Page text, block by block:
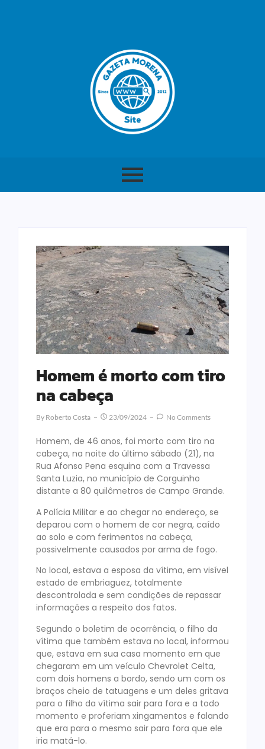
Homem é morto com tiro
na cabeça
By Roberto Costa 23/09/2024 No Comments
Homem, de 46 anos, foi morto com tiro na
cabeça, na noite do último sábado (21), na
Rua Afonso Pena esquina com a Travessa
Santa Luzia, no município de Corguinho
distante a 80 quilômetros de Campo Grande.
A Polícia Militar e ao chegar no endereço, se
deparou com o homem de cor negra, caído
ao solo e com ferimentos na cabeça,
possivelmente causados por arma de fogo.
No local, estava a esposa da vítima, em visível
estado de embriaguez, totalmente
descontrolada e sem condições de repassar
informações a respeito dos fatos.
Segundo o boletim de ocorrência, o filho da
vítima que também estava no local, informou
que, estava em sua casa momento em que
chegaram em um veículo Chevrolet Celta,
com dois homens a bordo, sendo um com os
braços cheio de tatuagens e um deles gritava
para o filho da vítima sair para fora e a todo
momento e proferiam xingamentos e falando
que era para o mesmo sair para fora que ele
iria matá-lo.